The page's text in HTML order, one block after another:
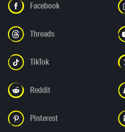
Facebook
Threads
TikTok
Reddit
Pinterest